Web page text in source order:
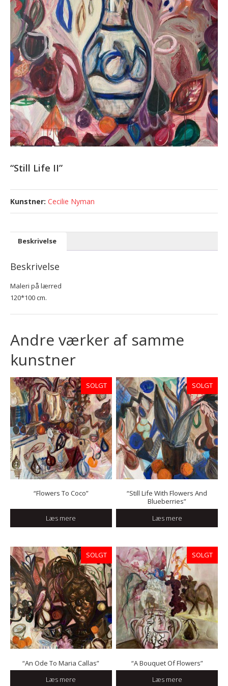
“Still Life II”
Cecilie Nyman
Beskrivelse
Beskrivelse
Maleri på lærred
120*100 cm.
Andre værker af samme
kunstner
SOLGT
“Flowers To Coco”
Læs mere
SOLGT
“Still Life With Flowers And
Blueberries”
Læs mere
SOLGT
“An Ode To Maria Callas”
Læs mere
SOLGT
“A Bouquet Of Flowers”
Læs mere